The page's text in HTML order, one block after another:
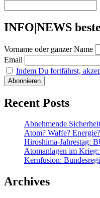
INFO|NEWS
Vorname oder ganzer Name
Email
Indem Du fortfährst,
Recent Posts
Abnehmende
Atom? Waffe?
Hiroshima-Jahrestag:
Atomanlagen im
Kernfusion:
Archives